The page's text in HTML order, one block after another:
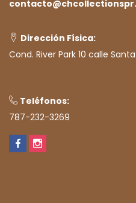
Dirección Física:
Cond. River Park 10 calle
Teléfonos:
787-232-3269